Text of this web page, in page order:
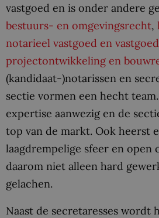
vastgoed en is onder andere
bestuurs- en omgevingsrecht,
notarieel vastgoed en
projectontwikkeling en
(kandidaat-)notarissen en
sectie vormen een hecht
expertise aanwezig en de
top van de markt. Ook heerst
laagdrempelige sfeer en
daarom niet alleen hard
gelachen.
Naast de secretaresses wordt